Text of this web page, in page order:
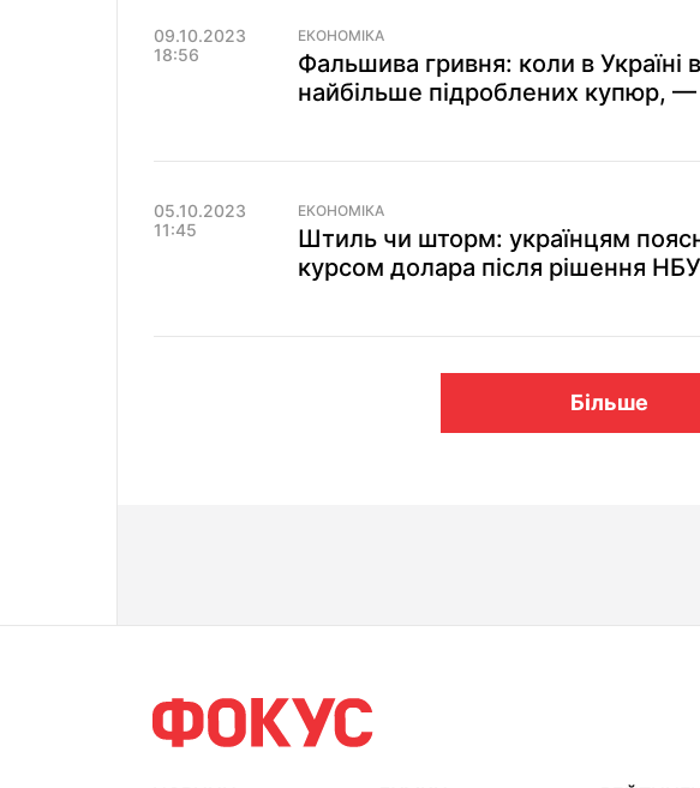
09.10.2023
18:56
ЕКОНОМІКА
Фальшива гривня: коли в Україні
найбільше підроблених купюр,
05.10.2023
11:45
ЕКОНОМІКА
Штиль чи шторм: українцям
курсом долара після рішення НБУ
Більше